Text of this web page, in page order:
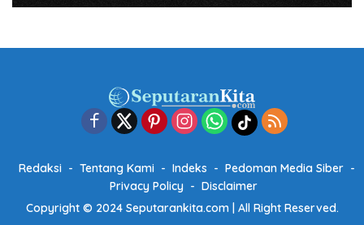
Redaksi Tentang Kami Indeks
Pedoman Media Siber
Privacy Policy
Disclaimer
Copyright © 2024 Seputarankita.com | All Right Reserved.